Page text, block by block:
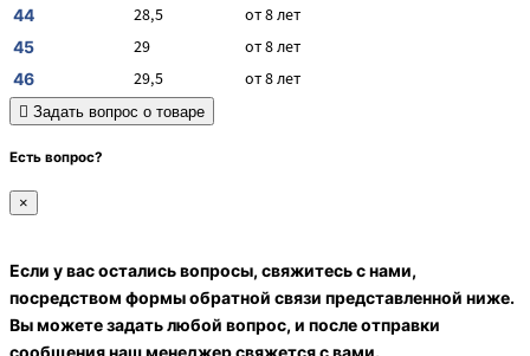
44 28,5 от 8 лет
45 29 от 8 лет
46 29,5 от 8 лет
Задать вопрос о товаре
Есть вопрос?
×
Если у вас остались вопросы, свяжитесь с нами,
посредством формы обратной связи представленной ниже.
Вы можете задать любой вопрос, и после отправки